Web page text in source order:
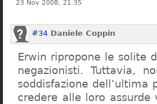
23 Nov 2008, 21:35
#34 Daniele Coppin
Erwin ripropone le solite
negazionisti. Tuttavia,
soddisfazione
credere alle loro